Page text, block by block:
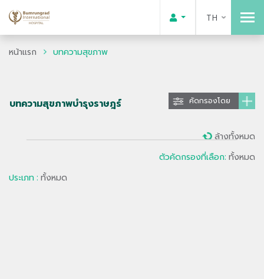
TH
หน้าแรก บทความสุขภาพ
บทความสุขภาพบำรุงราษฎร์ คัดกรองโดย
ตัวคัดกรองที่เลือก: ทั้งหมด
ประเภท : ทั้งหมด
ล้างทั้งหมด